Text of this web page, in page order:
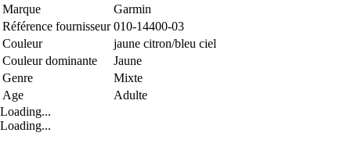
Marque
Garmin
Référence fournisseur 010-14400-03
Couleur
jaune citron/bleu ciel
Couleur dominante
Jaune
Genre
Mixte
Age
Adulte
Loading...
Loading...